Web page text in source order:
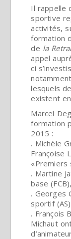
Il rappelle
sportive
activités,
formation
de la
appel
ci
lesquels
existent
Marcel
formation
2015 :
. Michèle
Françoise
«Premiers
. Martine
base (FCB),
. Georges
sportif
. François
Michaut